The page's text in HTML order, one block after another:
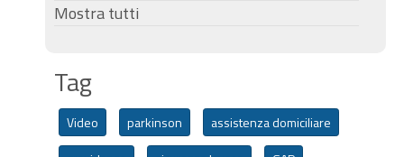
Mostra tutti
Tag
Video parkinson
assistenza domiciliare